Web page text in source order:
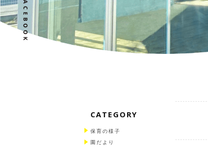
CATEGORY
保育の様子
園だより